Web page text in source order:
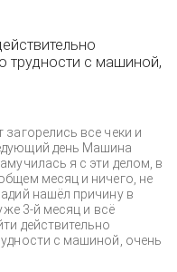
трудности с машиной,
все чеки и
день Машина
я с эти делом, в
месяц и ничего, не
нашёл причину в
3-й месяц и всё
действительно
с машиной, очень